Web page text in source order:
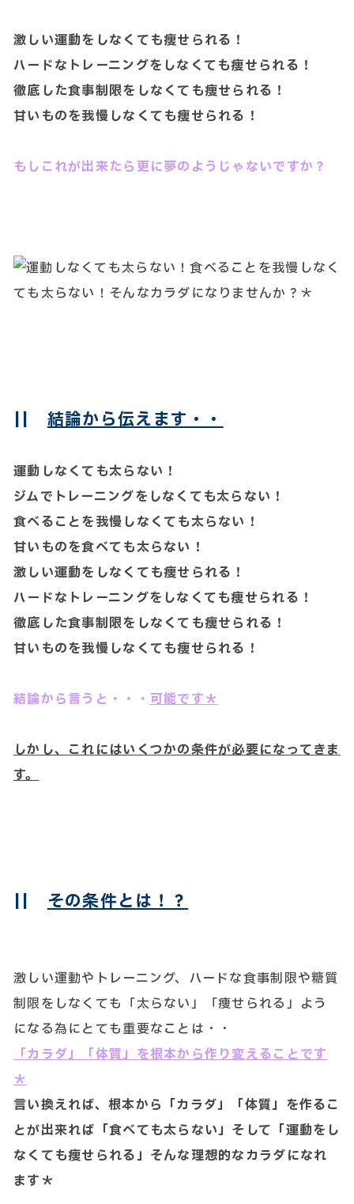
激しい運動をしなくても痩せられる！
ハードなトレーニングをしなくても痩せられる！
徹底した食事制限をしなくても痩せられる！
甘いものを我慢しなくても痩せられる！
もしこれが出来たら更に夢のようじゃないですか？
|| 結論から伝えます・・
運動しなくても太らない！
ジムでトレーニングをしなくても太らない！
食べることを我慢しなくても太らない！
甘いものを食べても太らない！
激しい運動をしなくても痩せられる！
ハードなトレーニングをしなくても痩せられる！
徹底した食事制限をしなくても痩せられる！
甘いものを我慢しなくても痩せられる！
結論から言うと・・・ 可能です＊
しかし、これにはいくつかの条件が必要になってきま
す。
|| その条件とは！？
激しい運動やトレーニング、ハードな食事制限や糖質
制限をしなくても「太らない」「痩せられる」よう
になる為にとても重要なことは・・
「カラダ」「体質」を根本から作り変えることです
＊
言い換えれば、根本から「カラダ」「体質」を作るこ
とが出来れば「食べても太らない」そして「運動をし
なくても痩せられる」そんな理想的なカラダになれ
ます＊